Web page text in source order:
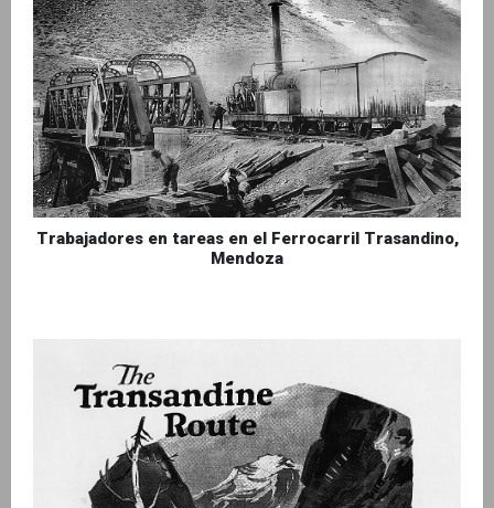
Trabajadores en tareas en el Ferrocarril Trasandino,
Mendoza